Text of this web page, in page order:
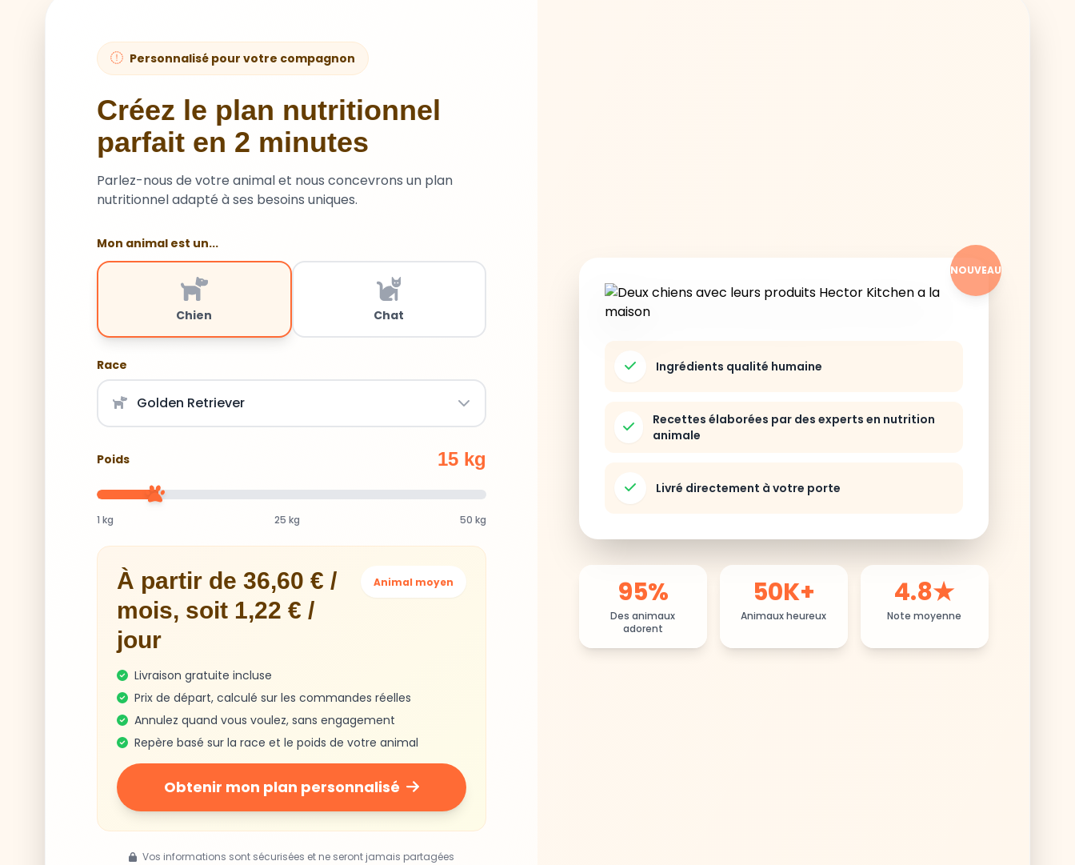
Personnalisé pour votre compagnon
Créez le plan nutritionnel
parfait en 2 minutes
Parlez-nous de votre animal et nous concevrons un plan
nutritionnel adapté à ses besoins uniques.
Mon animal est un...
Chien Chat
Race
Poids 15 kg
1 kg 25 kg 50 kg
À partir de 36,60 € /
mois, soit 1,22 € /
jour
Animal moyen
Livraison gratuite incluse
Prix de départ, calculé sur les commandes réelles
Annulez quand vous voulez, sans engagement
Repère basé sur la race et le poids de votre animal
Obtenir mon plan personnalisé
Vos informations sont sécurisées et ne seront jamais partagées
NOUVEAU
Ingrédients qualité humaine
Recettes élaborées par des experts en nutrition
animale
Livré directement à votre porte
95%
Des animaux
adorent
50K+
Animaux heureux
4.8★
Note moyenne